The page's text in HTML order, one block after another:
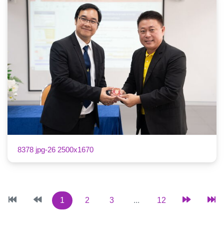
8378 jpg-26 2500x1670
1 2 3 ... 12